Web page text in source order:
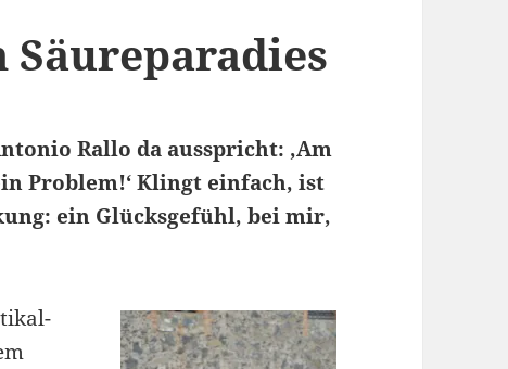
Rallo da ausspricht: ‚Am
Problem!‘ Klingt einfach, ist
ein Glücksgefühl, bei mir,